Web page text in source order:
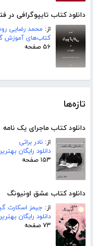
دانلود کتاب تایپوگرافی در
از: محمد رضایی
کتاب‌های آموزش
۵۶ صفحه
تازه‌ها
دانلود کتاب ماجرای یک نامه
از: نادر براتی
دانلود رایگان
۱۵۳ صفحه
دانلود کتاب عشق اونیونگ
از: جیمز اسکارث
دانلود رایگان
۷۳ صفحه